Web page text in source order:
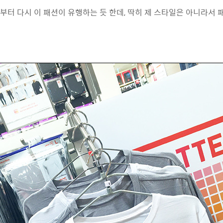
터 다시 이 패션이 유행하는 듯 한데, 딱히 제 스타일은 아니라서